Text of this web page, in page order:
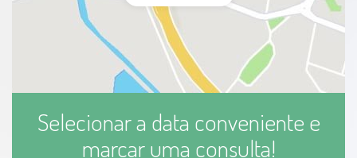
Selecionar a data conveniente e
marcar uma consulta!